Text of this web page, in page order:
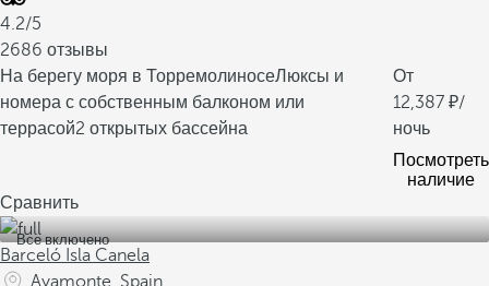
4.2/5
2686 отзывы
На берегу моря в ТорремолиносеЛюксы и
номера с собственным балконом или
террасой2 открытых бассейна
От
12,387
/
ночь
Посмотреть
наличие
Сравнить
Все включено
Barceló Isla Canela
Ayamonte, Spain